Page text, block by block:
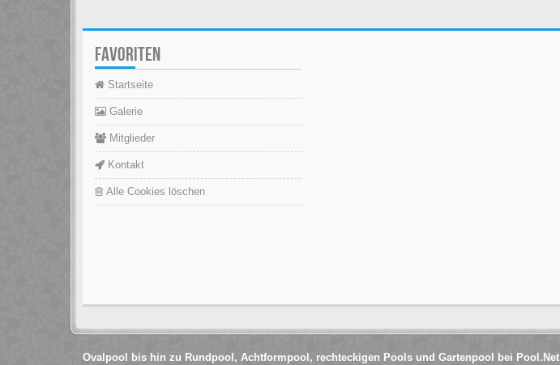
FAVORITEN
Startseite
Galerie
Mitglieder
Kontakt
Alle Cookies löschen
Ovalpool bis hin zu Rundpool, Achtformpool, rechteckigen Pools und Gartenpool bei Pool.Net